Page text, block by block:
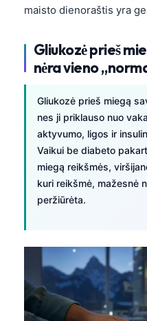
maisto dienoraštis yra
Gliukozė prieš
nėra vieno
Gliukozė prieš miegą
nes ji priklauso nuo
aktyvumo, ligos ir
Vaikui be diabeto
miegą reikšmės,
kuri reikšmė, mažesnė
peržiūrėta.